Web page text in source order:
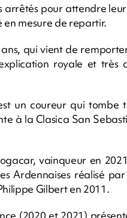
arrêtés pour attendre
en mesure de repartir.
qui vient de
royale et très
un coureur qui tombe
à la Clasica San
vainqueur en
Ardennaises réalisé
Gilbert en 2011.
(2020 et 2021)